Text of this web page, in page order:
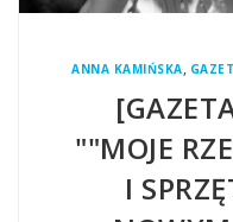
ANNA KAMIŃSKA,
""MOJE
I